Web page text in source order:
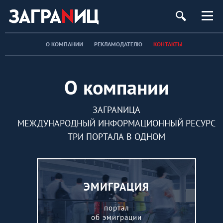
О КОМПАНИИ РЕКЛАМОДАТЕЛЮ КОНТАКТЫ
О компании
ЗАГРАNИЦА
МЕЖДУНАРОДНЫЙ ИНФОРМАЦИОННЫЙ РЕСУРС
ТРИ ПОРТАЛА В ОДНОМ
ЭМИГРАЦИЯ
портал
об эмиграции